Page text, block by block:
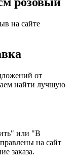
на сайте
от
найти лучшую
или "В
на сайт
заказа.